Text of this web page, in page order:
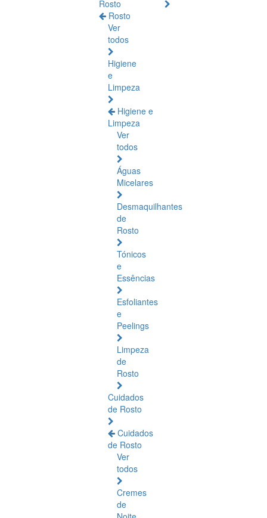
Rosto
Rosto
Ver
todos
Higiene
e
Limpeza
Higiene e
Limpeza
Ver
todos
Águas
Micelares
Desmaquilhantes
de
Rosto
Tónicos
e
Essências
Esfoliantes
e
Peelings
Limpeza
de
Rosto
Cuidados
de Rosto
Cuidados
de Rosto
Ver
todos
Cremes
de